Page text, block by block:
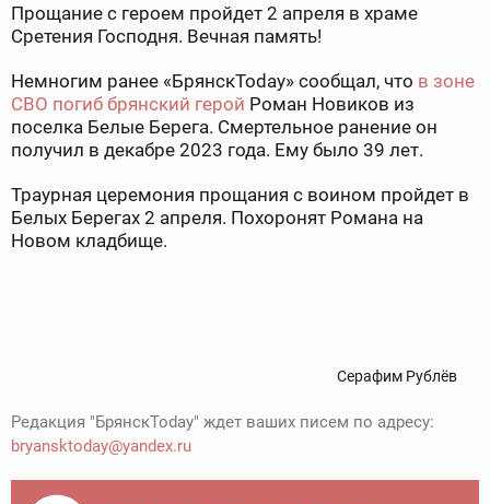
Прощание с героем пройдет 2 апреля в храме
Сретения Господня. Вечная память!
Немногим ранее «БрянскToday» сообщал, что в зоне
СВО погиб брянский герой Роман Новиков из
поселка Белые Берега. Смертельное ранение он
получил в декабре 2023 года. Ему было 39 лет.
Траурная церемония прощания с воином пройдет в
Белых Берегах 2 апреля. Похоронят Романа на
Новом кладбище.
Серафим Рублёв
Редакция "БрянскToday" ждет ваших писем по адресу:
bryansktoday@yandex.ru